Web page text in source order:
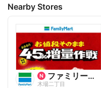
Nearby Stores
ファミリーマート
木場二丁目